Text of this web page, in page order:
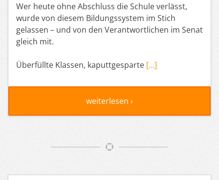
Wer heute ohne Abschluss die Schule verlässt,
wurde von diesem Bildungssystem im Stich
gelassen – und von den Verantwortlichen im Senat
gleich mit.
Überfüllte Klassen, kaputtgesparte […]
weiterlesen ›